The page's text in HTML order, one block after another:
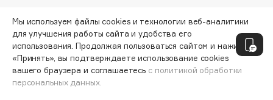
Dr.Jart+
DSD de Luxe
Dyson
ДОБАВИТЬ В КОРЗИНУ
Мы используем файлы cookies и технологии веб-аналитики
для улучшения работы сайта и удобства его
использования. Продолжая пользоваться сайтом и нажимая
«Принять», вы подтверждаете использование cookies
вашего браузера и соглашаетесь с политикой обработки
персональных данных.